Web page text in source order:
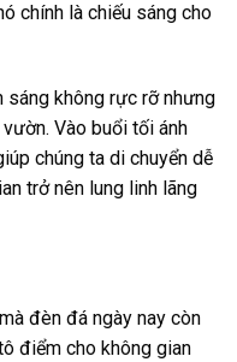
chính là chiếu sáng cho
không rực rỡ nhưng
Vào buổi tối ánh
chúng ta di chuyển dễ
trở nên lung linh lãng
đèn đá ngày nay còn
điểm cho không gian